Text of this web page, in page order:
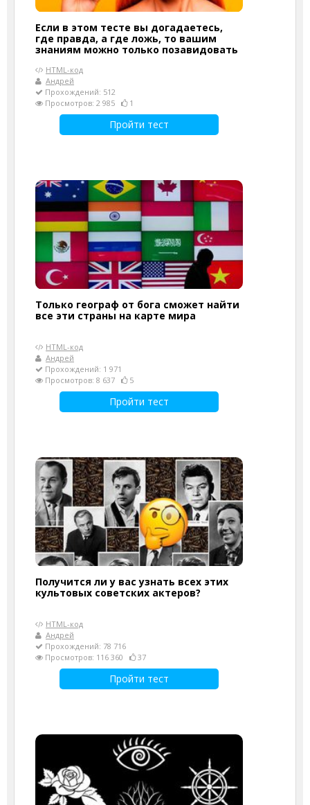
Если в этом тесте вы догадаетесь,
где правда, а где ложь, то вашим
знаниям можно только позавидовать
HTML-код
Андрей
Прохождений: 512
Просмотров: 2 985
1
Пройти тест
Только географ от бога сможет найти
все эти страны на карте мира
HTML-код
Андрей
Прохождений: 1 971
Просмотров: 8 637
5
Пройти тест
Получится ли у вас узнать всех этих
культовых советских актеров?
HTML-код
Андрей
Прохождений: 78 716
Просмотров: 116 360
37
Пройти тест